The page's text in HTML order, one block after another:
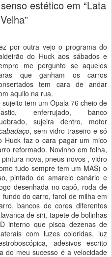
estético em “Lata
Velha”
por outra vejo o programa do
do Huck aos sábados e
me pergunto se aqueles
que ganham os carros
tem cara de andar
aquilo na rua.
sujeito tem um Opala 76 cheio de
enferrujado, banco
sujeira dentro, motor
, sem vidro traseiro e só
Huck faz o cara pagar um mico
reformado. Novinho em folha,
nova, pneus novos , vidro
tudo sempre tem um MAS) o
pintado de amarelo canário e
desenhada no capô, roda de
do carro, farol de milha em
bancos de cores diferentes
de siri, tapete de bolinhas
interno que pisca dezenas de
com luzes coloridas, luz
adesivos escrito
do meu sucesso é a velocidade